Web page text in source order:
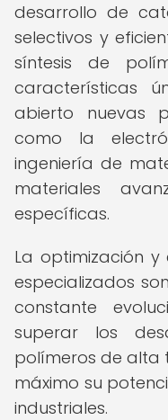
desarrollo de
selectivos y
síntesis de
características
abierto nuevas
como la
ingeniería de
materiales
específicas.
La optimización
especializados
constante
superar los
polímeros de alta
máximo su
industriales.